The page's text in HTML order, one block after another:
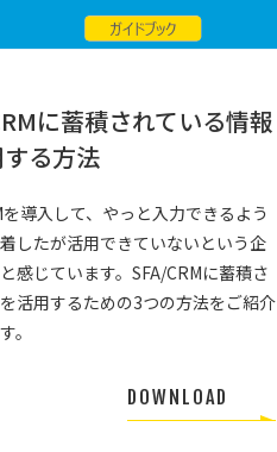
に蓄積されている情報
る方法
を導入して、やっと入力できるよう
したが活用できていないという企
感じています。SFA/CRMに蓄積さ
活用するための3つの方法をご紹介
。
DOWNLOAD